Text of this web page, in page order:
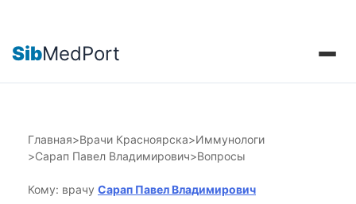
SibMedPort
Главная>Врачи Красноярска>Иммунологи
>Сарап Павел Владимирович>Вопросы
Кому: врачу Сарап Павел Владимирович